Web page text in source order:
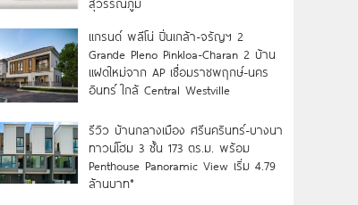
แกรนด์ พลีโน่ ปิ่นเกล้า-จรัญฯ 2
Grande Pleno Pinkloa-Charan 2 บ้าน
แฝดใหม่จาก AP เชื่อมราชพฤกษ์-นคร
อินทร์ ใกล้ Central Westville
รีวิว บ้านกลางเมือง ศรีนครินทร์-บางนา
ทาวน์โฮม 3 ชั้น 173 ตร.ม. พร้อม
Penthouse Panoramic View เริ่ม 4.79
ล้านบาท*